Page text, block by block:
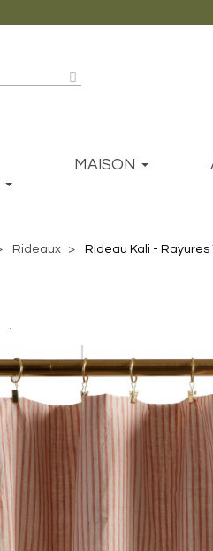
MAISON
Rideaux Rideau Kali -